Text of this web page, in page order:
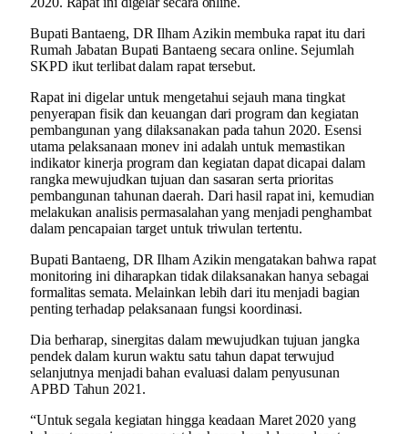
Bupati Bantaeng, DR Ilham Azikin membuka rapat itu dari
Rumah Jabatan Bupati Bantaeng secara online. Sejumlah
SKPD ikut terlibat dalam rapat tersebut.
Rapat ini digelar untuk mengetahui sejauh mana tingkat
penyerapan fisik dan keuangan dari program dan kegiatan
pembangunan yang dilaksanakan pada tahun 2020. Esensi
utama pelaksanaan monev ini adalah untuk memastikan
indikator kinerja program dan kegiatan dapat dicapai dalam
rangka mewujudkan tujuan dan sasaran serta prioritas
pembangunan tahunan daerah. Dari hasil rapat ini, kemudian
melakukan analisis permasalahan yang menjadi penghambat
dalam pencapaian target untuk triwulan tertentu.
Bupati Bantaeng, DR Ilham Azikin mengatakan bahwa rapat
monitoring ini diharapkan tidak dilaksanakan hanya sebagai
formalitas semata. Melainkan lebih dari itu menjadi bagian
penting terhadap pelaksanaan fungsi koordinasi.
Dia berharap, sinergitas dalam mewujudkan tujuan jangka
pendek dalam kurun waktu satu tahun dapat terwujud
selanjutnya menjadi bahan evaluasi dalam penyusunan
APBD Tahun 2021.
“Untuk segala kegiatan hingga keadaan Maret 2020 yang